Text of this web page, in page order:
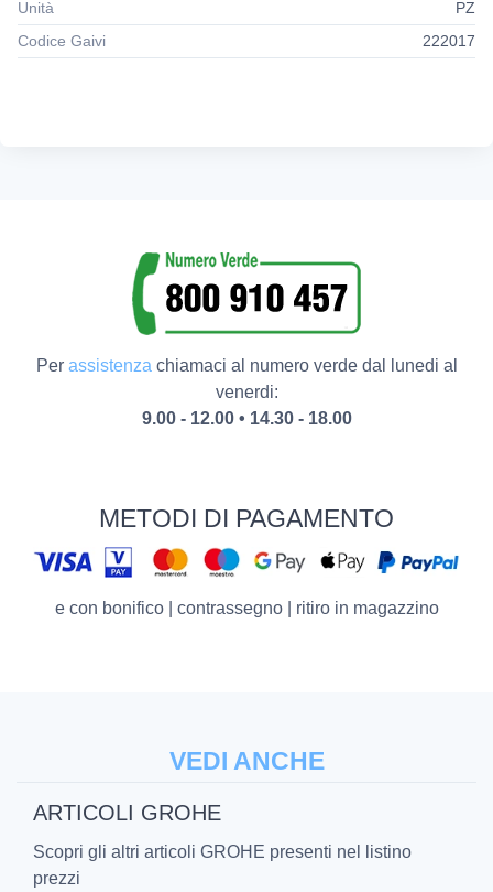
Unità
PZ
Codice Gaivi
222017
Per assistenzachiamaci al numero verde dal lunedi al
venerdi:
9.00 - 12.00 • 14.30 - 18.00
METODI DI PAGAMENTO
e con bonifico | contrassegno | ritiro in magazzino
VEDI ANCHE
ARTICOLI GROHE
Scopri gli altri articoli GROHE presenti nel listino
prezzi